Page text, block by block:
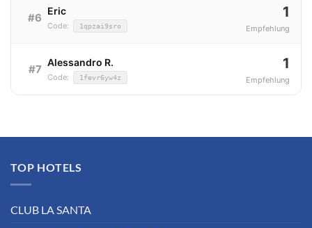
#6 Eric
Code: 1qpzai9sro
1
Empfehlung
#7 Alessandro R.
Code: 1fevr6yw4z
1
Empfehlung
TOP HOTELS
CLUB LA SANTA